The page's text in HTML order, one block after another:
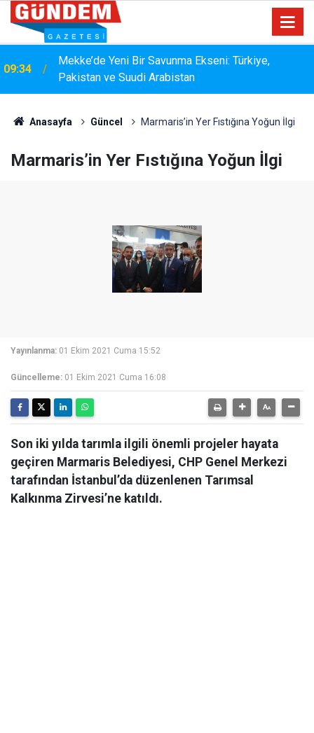
15:33 YANGIN RİSKİNE KARŞI KAPSAMLI TEMİZLİK
Anasayfa Güncel Marmaris’in Yer Fıstığına Yoğun İlgi
Marmaris’in Yer Fıstığına Yoğun İlgi
Yayınlanma: 01 Ekim 2021 Cuma 15:52
Güncelleme: 01 Ekim 2021 Cuma 16:08
Son iki yılda tarımla ilgili önemli projeler hayata
geçiren Marmaris Belediyesi, CHP Genel Merkezi
tarafından İstanbul’da düzenlenen Tarımsal
Kalkınma Zirvesi’ne katıldı.